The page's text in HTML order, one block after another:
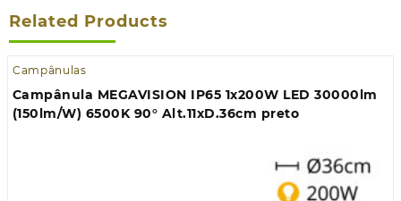
Related Products
Campânulas
Campânula MEGAVISION IP65 1x200W LED 30000lm
(150lm/W) 6500K 90° Alt.11xD.36cm preto